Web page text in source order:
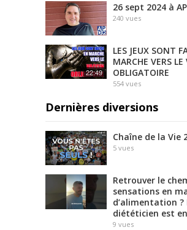
26 sept 2024 à
240 vues
22:49
LES JEUX SONT
MARCHE VERS LE
OBLIGATOIRE
554 vues
Dernières diversions
Chaîne de la Vie
5 vues
Retrouver le
sensations en
d’alimentation ?
diététicien est
9 vues